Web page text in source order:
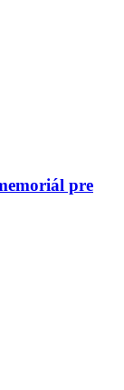
pre